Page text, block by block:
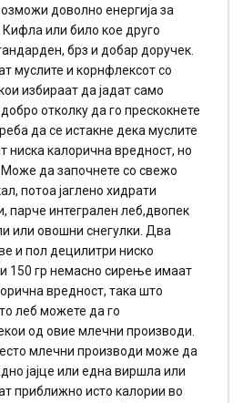
доволно енергија за
или било кое друго
брз и добар доручек.
муслите и корнфлексот со
избираат да јадат само
отколку да го прескокнете
да се истакне дека муслите
ниска калорична вредност, но
Може да започнете со свежо
потоа јаглено хидрати
парче интегрален леб,двопек
или овошни снегулки. Два
и пол децилитри ниско
150 гр немасно сирење имаат
вредност, така што
леб можете да го
од овие млечни производи.
млечни производи може да
јајце или една виршла или
приближно исто калории во